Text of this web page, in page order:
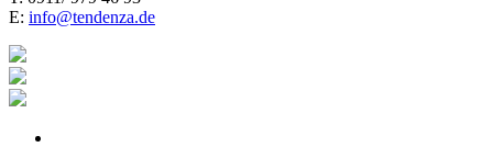
E: info@tendenza.de